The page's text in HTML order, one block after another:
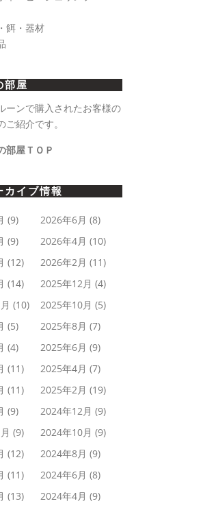
餌・器材
部屋
ーンで購入されたお客様の
ご紹介です。
屋ＴＯＰ
カイブ情報
(9) 2026年6月 (8)
(9) 2026年4月 (10)
(12) 2026年2月 (11)
(14) 2025年12月 (4)
(10) 2025年10月 (5)
(5) 2025年8月 (7)
(4) 2025年6月 (9)
(11) 2025年4月 (7)
(11) 2025年2月 (19)
(9) 2024年12月 (9)
(9) 2024年10月 (9)
(12) 2024年8月 (9)
(11) 2024年6月 (8)
(13) 2024年4月 (9)